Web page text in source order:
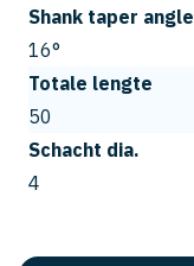
Shank taper angle
16°
Totale lengte
50
Schacht dia.
4